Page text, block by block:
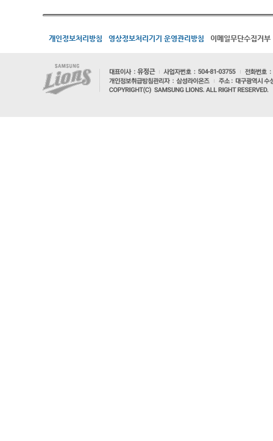
개인정보처리방침 영상정보처리기기 운영관리방침 이메일무단수집거부